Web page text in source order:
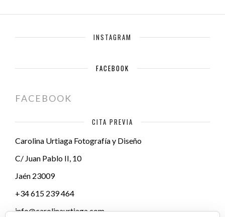
INSTAGRAM
FACEBOOK
FACEBOOK
CITA PREVIA
Carolina Urtiaga Fotografía y Diseño
C/ Juan Pablo II, 10
Jaén 23009
+34 615 239 464
info@carolinaurtiaga.com